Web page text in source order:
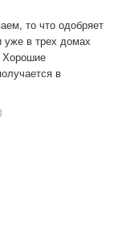
то что одобряет
уже в трех домах
Хорошие
в